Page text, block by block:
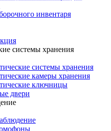
инвентаря
системы хранения
системы хранения
камеры хранения
ключницы
двери